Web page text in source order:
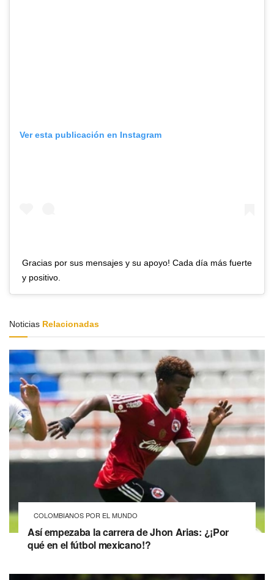
Ver esta publicación en Instagram
Gracias por sus mensajes y su apoyo! Cada día más fuerte
y positivo.
Noticias Relacionadas
COLOMBIANOS POR EL MUNDO
Así empezaba la carrera de Jhon Arias: ¿¡Por
qué en el fútbol mexicano!?